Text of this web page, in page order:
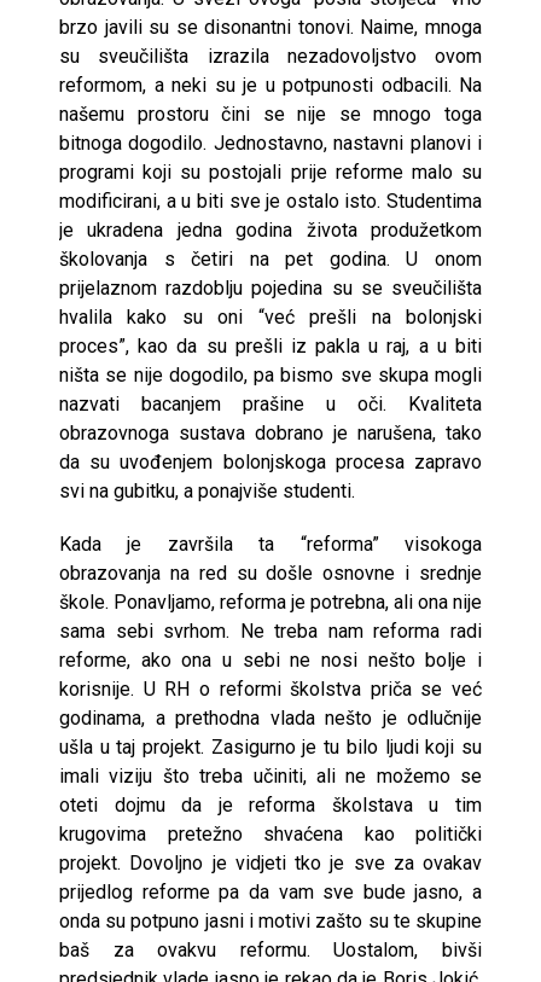
brzo javili su se disonantni tonovi. Naime, mnoga
su sveučilišta izrazila nezadovoljstvo ovom
reformom, a neki su je u potpunosti odbacili. Na
našemu prostoru čini se nije se mnogo toga
bitnoga dogodilo. Jednostavno, nastavni planovi i
programi koji su postojali prije reforme malo su
modificirani, a u biti sve je ostalo isto. Studentima
je ukradena jedna godina života produžetkom
školovanja s četiri na pet godina. U onom
prijelaznom razdoblju pojedina su se sveučilišta
hvalila kako su oni “već prešli na bolonjski
proces”, kao da su prešli iz pakla u raj, a u biti
ništa se nije dogodilo, pa bismo sve skupa mogli
nazvati bacanjem prašine u oči. Kvaliteta
obrazovnoga sustava dobrano je narušena, tako
da su uvođenjem bolonjskoga procesa zapravo
svi na gubitku, a ponajviše studenti.
Kada je završila ta “reforma” visokoga
obrazovanja na red su došle osnovne i srednje
škole. Ponavljamo, reforma je potrebna, ali ona nije
sama sebi svrhom. Ne treba nam reforma radi
reforme, ako ona u sebi ne nosi nešto bolje i
korisnije. U RH o reformi školstva priča se već
godinama, a prethodna vlada nešto je odlučnije
ušla u taj projekt. Zasigurno je tu bilo ljudi koji su
imali viziju što treba učiniti, ali ne možemo se
oteti dojmu da je reforma školstava u tim
krugovima pretežno shvaćena kao politički
projekt. Dovoljno je vidjeti tko je sve za ovakav
prijedlog reforme pa da vam sve bude jasno, a
onda su potpuno jasni i motivi zašto su te skupine
baš za ovakvu reformu. Uostalom, bivši